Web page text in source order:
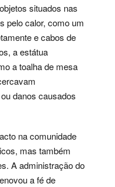
situados nas
pelo calor, como um
e cabos de
a estátua
a toalha de mesa
danos causados
na comunidade
mas também
A administração do
a fé de